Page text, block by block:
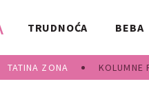
TRUDNOĆA BEBA
TATINA ZONA KOLUMNE